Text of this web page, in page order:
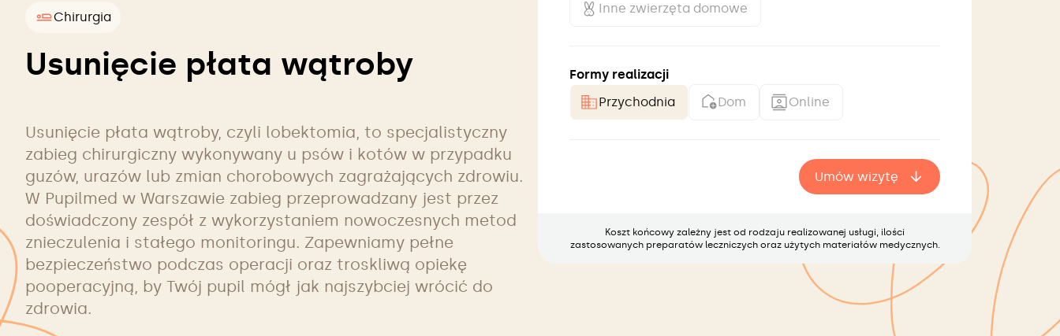
Chirurgia
Usunięcie płata wątroby
Usunięcie płata wątroby, czyli lobektomia, to specjalistyczny
zabieg chirurgiczny wykonywany u psów i kotów w przypadku
guzów, urazów lub zmian chorobowych zagrażających zdrowiu.
W Pupilmed w Warszawie zabieg przeprowadzany jest przez
doświadczony zespół z wykorzystaniem nowoczesnych metod
znieczulenia i stałego monitoringu. Zapewniamy pełne
bezpieczeństwo podczas operacji oraz troskliwą opiekę
pooperacyjną, by Twój pupil mógł jak najszybciej wrócić do
zdrowia.
Inne zwierzęta domowe
Formy realizacji
Przychodnia
Dom Online
Umów wizytę
Koszt końcowy zależny jest od rodzaju realizowanej usługi, ilości
zastosowanych preparatów leczniczych oraz użytych materiałów medycznych.